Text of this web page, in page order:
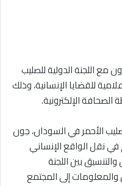
مع اللجنة الدولية للصليب
للقضايا الإنسانية، وذلك
الإلكترونية.
الأحمر في السودان، جون
في نقل الواقع الإنساني
بين اللجنة
إلى المجتمع